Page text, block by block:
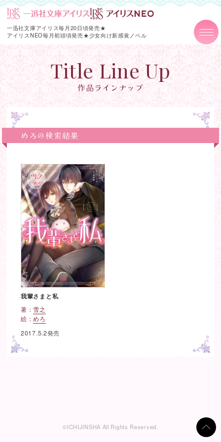
一迅社文庫アイリス毎月20日頃発売★
アイリスNEO毎月初頭頃発売★少女向け新感覚ノベル
Title Line Up
作品ラインナップ
めろの検索結果
我輩さまと私
著： 雪之
絵：めろ
2017.5.2発売
©ICHIJINSHA All Rights Reserved.